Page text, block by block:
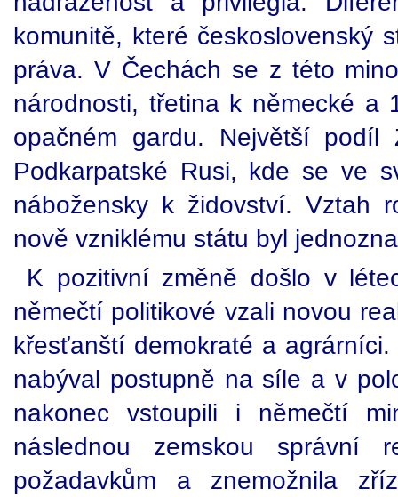
komunitě, které československý
práva. V Čechách se z této
národnosti, třetina k německé a
opačném gardu. Největší
Podkarpatské Rusi, kde se ve
nábožensky k židovství. Vztah
nově vzniklému státu byl
K pozitivní změně došlo v
němečtí politikové vzali novou
křesťanští demokraté a
nabýval postupně na síle a v
nakonec vstoupili i němečtí
následnou zemskou správní
požadavkům a znemožnila